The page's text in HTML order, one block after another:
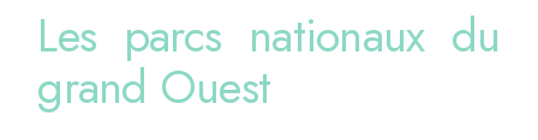
Les parcs nationaux du
grand Ouest